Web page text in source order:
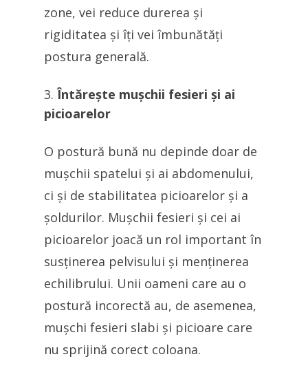
zone, vei reduce durerea și
rigiditatea și îți vei îmbunătăți
postura generală.
Întărește mușchii fesieri și ai
picioarelor
O postură bună nu depinde doar de
mușchii spatelui și ai abdomenului,
ci și de stabilitatea picioarelor și a
șoldurilor. Mușchii fesieri și cei ai
picioarelor joacă un rol important în
susținerea pelvisului și menținerea
echilibrului. Unii oameni care au o
postură incorectă au, de asemenea,
mușchi fesieri slabi și picioare care
nu sprijină corect coloana.